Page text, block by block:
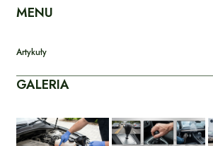
MENU
Artykuły
GALERIA